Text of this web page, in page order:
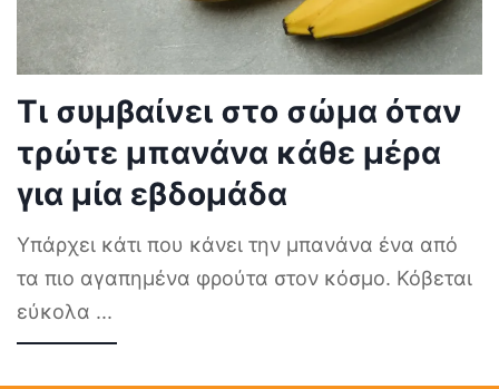
Τι συμβαίνει στο σώμα όταν
τρώτε μπανάνα κάθε μέρα
για μία εβδομάδα
Υπάρχει κάτι που κάνει την μπανάνα ένα από
τα πιο αγαπημένα φρούτα στον κόσμο. Κόβεται
εύκολα ...